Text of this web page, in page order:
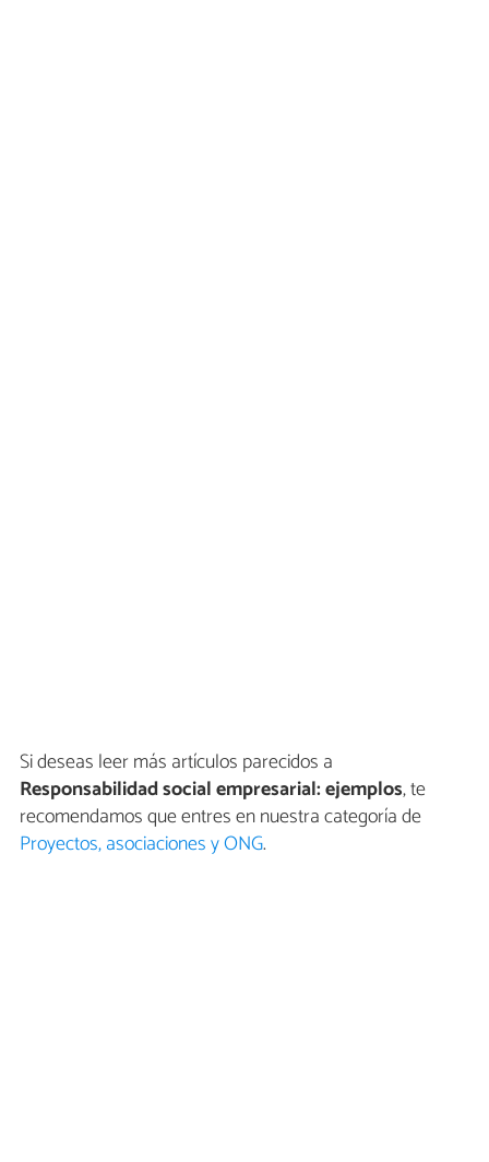
Si deseas leer más artículos parecidos a
Responsabilidad social empresarial: ejemplos, te
recomendamos que entres en nuestra categoría de
Proyectos, asociaciones y ONG.